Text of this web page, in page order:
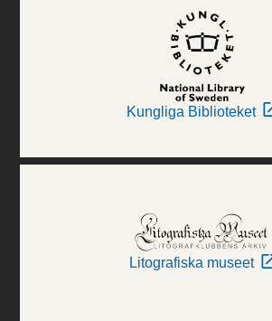
Kungliga Biblioteket
Litografiska museet